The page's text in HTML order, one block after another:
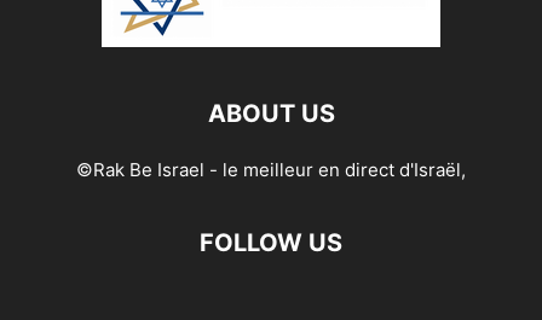
ABOUT US
©Rak Be Israel - le meilleur en direct d'Israël,
FOLLOW US